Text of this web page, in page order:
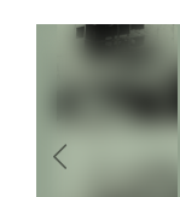
Previous